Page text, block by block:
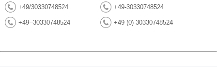
+49/30330748524 +49-30330748524
+49--30330748524 +49 (0) 30330748524